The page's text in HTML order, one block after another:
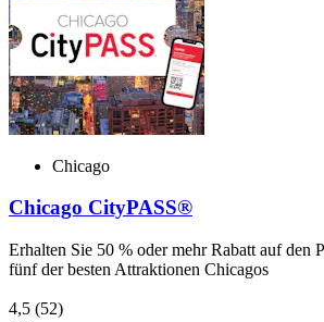
Chicago
Chicago CityPASS®
Erhalten Sie 50 % oder mehr Rabatt auf den
fünf der besten Attraktionen Chicagos
4,5 (52)